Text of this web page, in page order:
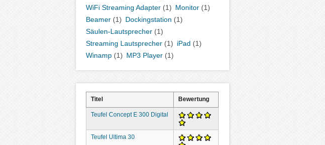
WiFi Streaming Adapter (1) Monitor (1)
Beamer (1) Dockingstation (1)
Säulen-Lautsprecher (1)
Streaming Lautsprecher (1) iPad (1)
Winamp (1) MP3 Player (1)
Titel Bewertung
Teufel Concept E 300 Digital
Teufel Ultima 30